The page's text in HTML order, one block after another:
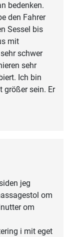
bedenken.
den Fahrer
Sessel bis
mit
schwer
sehr
Ich bin
größer sein. Er
jeg
om
om
i mit eget